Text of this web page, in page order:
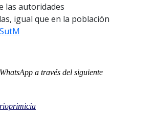
las autoridades
igual que en la población
a través del siguiente